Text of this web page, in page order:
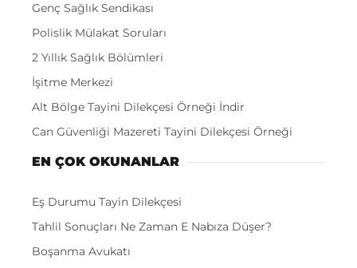
Genç Sağlık Sendikası
Polislik Mülakat Soruları
2 Yıllık Sağlık Bölümleri
İşitme Merkezi
Alt Bölge Tayini Dilekçesi Örneği İndir
Can Güvenliği Mazereti Tayini Dilekçesi Örneği
EN ÇOK OKUNANLAR
Eş Durumu Tayin Dilekçesi
Tahlil Sonuçları Ne Zaman E Nabıza Düşer?
Boşanma Avukatı